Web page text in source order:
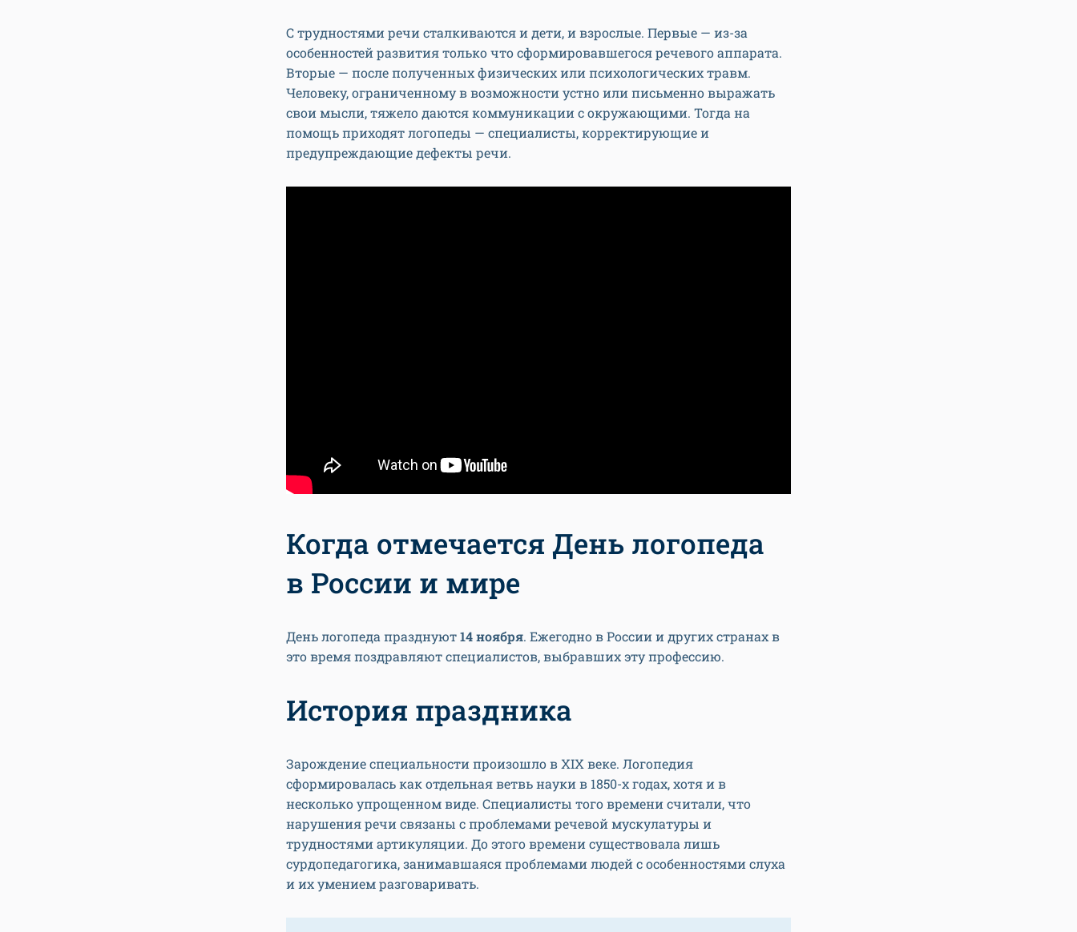
С трудностями речи сталкиваются и дети, и взрослые. Первые — из-за
особенностей развития только что сформировавшегося речевого аппарата.
Вторые — после полученных физических или психологических травм.
Человеку, ограниченному в возможности устно или письменно выражать
свои мысли, тяжело даются коммуникации с окружающими. Тогда на
помощь приходят логопеды — специалисты, корректирующие и
предупреждающие дефекты речи.
Когда отмечается День логопеда
в России и мире
День логопеда празднуют14 ноября. Ежегодно в России и других странах в
это время поздравляют специалистов, выбравших эту профессию.
История праздника
Зарождение специальности произошло в XIX веке. Логопедия
сформировалась как отдельная ветвь науки в 1850-х годах, хотя и в
несколько упрощенном виде. Специалисты того времени считали, что
нарушения речи связаны с проблемами речевой мускулатуры и
трудностями артикуляции. До этого времени существовала лишь
сурдопедагогика, занимавшаяся проблемами людей с особенностями слуха
и их умением разговаривать.